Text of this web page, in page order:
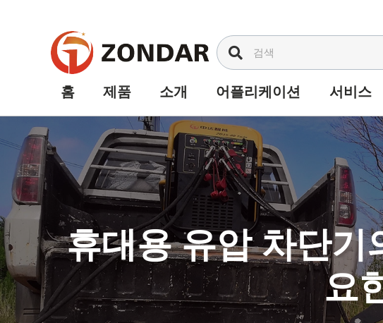
기
홈 제품 소개 어플리케이션 서비스
휴대용 유압 차단
요